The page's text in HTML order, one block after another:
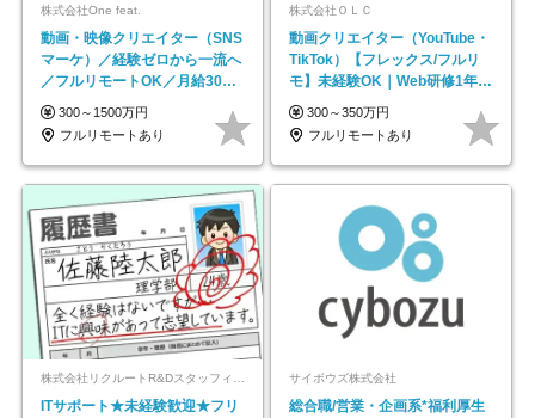
株式会社One feat.
動画・映像クリエイター（SNS
マーケ）／経験ゼロから一流へ
／フルリモートOK／月給30万
円～／年休130日以上
300～1500万円
フルリモートあり
株式会社ＯＬＣ
動画クリエイター（YouTube・
TikTok）【フレックス/フルリ
モ】未経験OK｜Web研修1年間
｜副業OK
300～350万円
フルリモートあり
株式会社リクルートR&Dスタッフィング【リクルートグループ】
ITサポート★未経験歓迎★フリ
サイボウズ株式会社
総合職/営業・企画系*福利厚生